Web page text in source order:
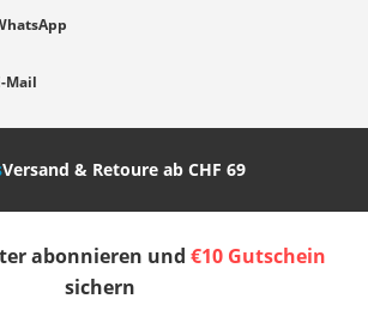
Italia (Italiano) Italien (Deutsch)
Slovenija
Mail
Versand & Retoure ab CHF 69
abonnieren und €10 Gutschein
sichern